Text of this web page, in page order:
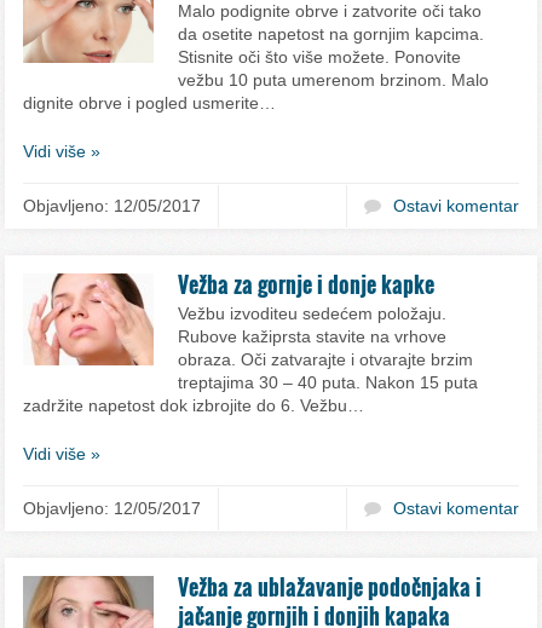
Malo podignite obrve i zatvorite oči tako
da osetite napetost na gornjim kapcima.
Stisnite oči što više možete. Ponovite
vežbu 10 puta umerenom brzinom. Malo
dignite obrve i pogled usmerite…
Vidi više »
Objavljeno: 12/05/2017 Ostavi komentar
Vežba za gornje i donje kapke
Vežbu izvoditeu sedećem položaju.
Rubove kažiprsta stavite na vrhove
obraza. Oči zatvarajte i otvarajte brzim
treptajima 30 – 40 puta. Nakon 15 puta
zadržite napetost dok izbrojite do 6. Vežbu…
Vidi više »
Objavljeno: 12/05/2017 Ostavi komentar
Vežba za ublažavanje podočnjaka i
jačanje gornjih i donjih kapaka